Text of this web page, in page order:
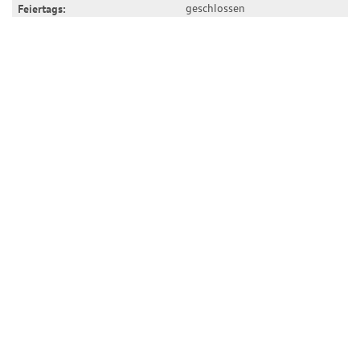
Feiertags: geschlossen